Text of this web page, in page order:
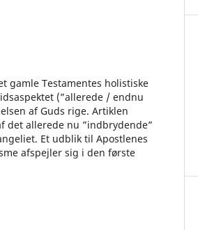
gamle Testamentes holistiske
(”allerede / endnu
af Guds rige. Artiklen
det allerede nu ”indbrydende”
Et udblik til Apostlenes
afspejler sig i den første